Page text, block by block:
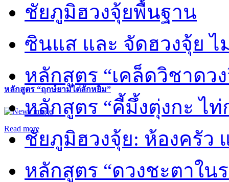
หลักสูตร “ฤกษ์ยามไต่ลักหยิ่ม”
Read more
ชัยภูมิฮวงจุ้ยพื้นฐาน
ซินแส และ จัดฮวงจุ้ย ไ
หลักสูตร “เคล็ดวิชาดว
หลักสูตร “คี้มึ้งตุ่งกะ ไ
ชัยภูมิฮวงจุ้ย: ห้องครัว
หลักสูตร “ดวงชะตาใน